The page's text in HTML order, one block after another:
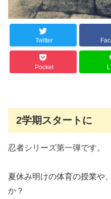
Twitter
Pocket
2学期スタートに
忍者シリーズ第一弾です。
夏休み明けの体育の授業や
か？